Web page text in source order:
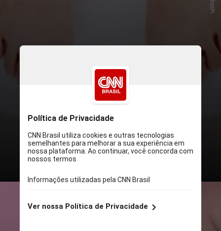
Há 15 anos, em 2008, primeiro ano
analisado pela pesquisa, a
proporção de pessoas com esse
problema era de uma a cada oito